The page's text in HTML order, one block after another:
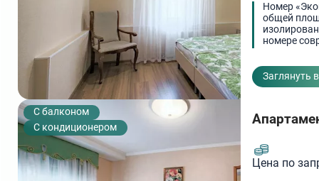
Номер
общей
номере
вешалка
унитаз и
Заглянуть
C балконом
С кондиционером
Цена по